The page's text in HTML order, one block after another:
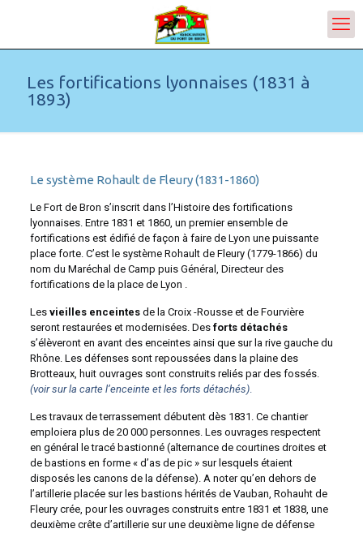
Les fortifications lyonnaises (1831 à
1893)
Le système Rohault de Fleury (1831-1860)
Le Fort de Bron s’inscrit dans l’Histoire des fortifications
lyonnaises. Entre 1831 et 1860, un premier ensemble de
fortifications est édifié de façon à faire de Lyon une puissante
place forte. C’est le système Rohault de Fleury (1779-1866) du
nom du Maréchal de Camp puis Général, Directeur des
fortifications de la place de Lyon .
Lesvieilles enceintes de la Croix -Rousse et de Fourvière
seront restaurées et modernisées. Des forts détachés
s’élèveront en avant des enceintes ainsi que sur la rive gauche du
Rhône. Les défenses sont repoussées dans la plaine des
Brotteaux, huit ouvrages sont construits reliés par des fossés.
(voir sur la carte l’enceinte et les forts détachés).
Les travaux de terrassement débutent dès 1831. Ce chantier
emploiera plus de 20 000 personnes. Les ouvrages respectent
en général le tracé bastionné (alternance de courtines droites et
de bastions en forme « d’as de pic » sur lesquels étaient
disposés les canons de la défense). A noter qu’en dehors de
l’artillerie placée sur les bastions hérités de Vauban, Rohauht de
Fleury crée, pour les ouvrages construits entre 1831 et 1838, une
deuxième crête d’artillerie sur une deuxième ligne de défense